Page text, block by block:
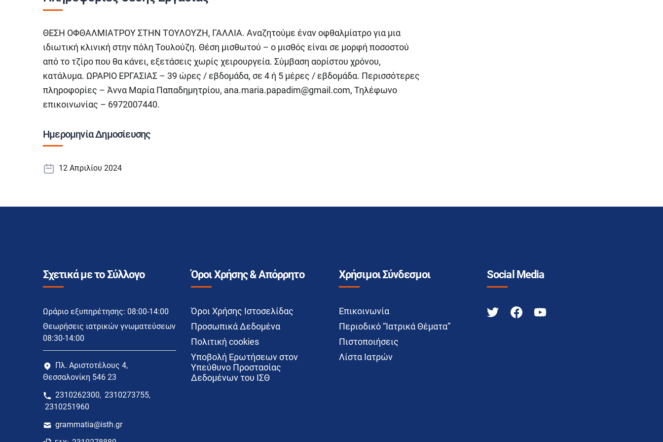
ΘΕΣΗ ΟΦΘΑΛΜΙΑΤΡΟΥ ΣΤΗΝ ΤΟΥΛΟΥΖΗ, ΓΑΛΛΙΑ. Αναζητούμε έναν οφθαλμίατρο για μια
ιδιωτική κλινική στην πόλη Τουλούζη. Θέση μισθωτού – ο μισθός είναι σε μορφή ποσοστού
από το τζίρο που θα κάνει, εξετάσεις χωρίς χειρουργεία. Σύμβαση αορίστου χρόνου,
κατάλυμα. ΩΡΑΡΙΟ ΕΡΓΑΣΙΑΣ – 39 ώρες / εβδομάδα, σε 4 ή 5 μέρες / εβδομάδα. Περισσότερες
πληροφορίες – Άννα Μαρία Παπαδημητρίου, ana.maria.papadim@gmail.com, Τηλέφωνο
επικοινωνίας – 6972007440.
Ημερομηνία Δημοσίευσης
12 Απριλίου 2024
Σχετικά με το Σύλλογο
Ωράριο εξυπηρέτησης: 08:00-14:00
Θεωρήσεις ιατρικών γνωματεύσεων
08:30-14:00
Πλ. Αριστοτέλους 4,
Θεσσαλονίκη 546 23
2310262300, 2310273755,
2310251960
grammatia@isth.gr
Όροι Χρήσης & Απόρρητο
Όροι Χρήσης Ιστοσελίδας
Προσωπικά Δεδομένα
Πολιτική cookies
Υποβολή Ερωτήσεων στον
Υπεύθυνο Προστασίας
Δεδομένων του ΙΣΘ
Χρήσιμοι Σύνδεσμοι
Επικοινωνία
Περιοδικό “Ιατρικά Θέματα”
Πιστοποιήσεις
Λίστα Ιατρών
Social Media